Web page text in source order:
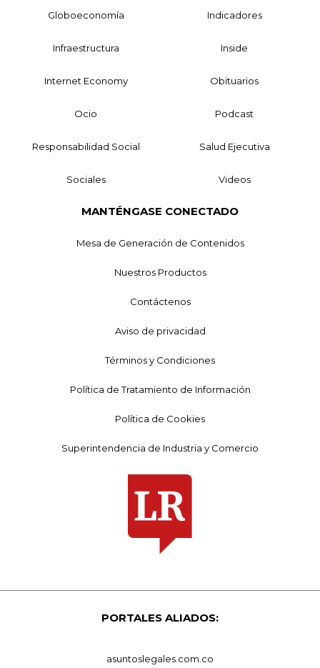
Globoeconomía Indicadores
Infraestructura Inside
Internet Economy Obituarios
Ocio Podcast
Responsabilidad Social Salud Ejecutiva
Sociales Videos
MANTÉNGASE CONECTADO
Mesa de Generación de Contenidos
Nuestros Productos
Contáctenos
Aviso de privacidad
Términos y Condiciones
Política de Tratamiento de Información
Política de Cookies
Superintendencia de Industria y Comercio
PORTALES ALIADOS:
asuntoslegales.com.co